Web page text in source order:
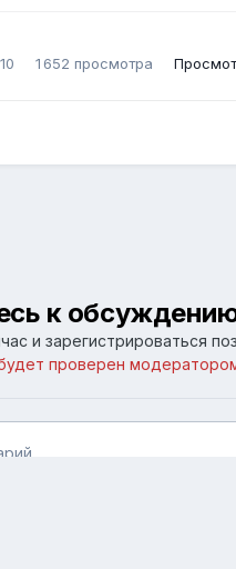
1 652 просмотра
к
и зарегистрироваться
проверен